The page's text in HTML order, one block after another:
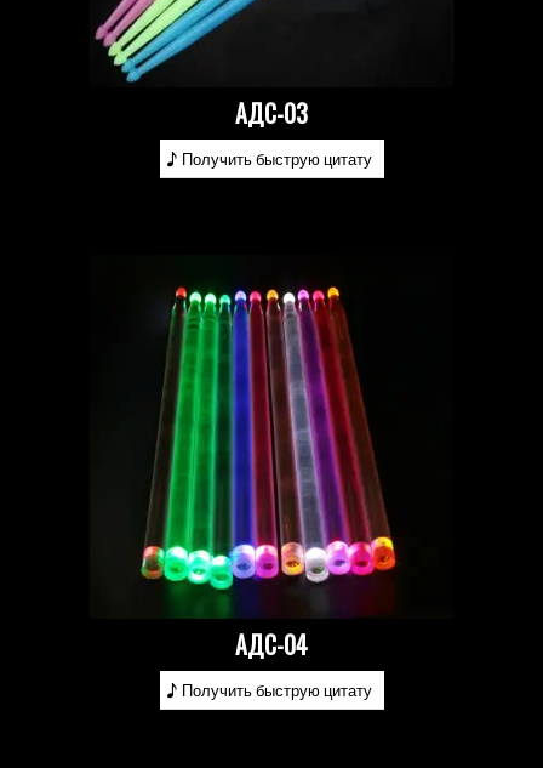
АДС-03
Получить быструю цитату
АДС-04
Получить быструю цитату